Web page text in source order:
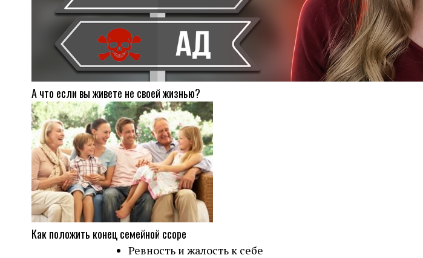
А что если вы живете не своей жизнью?
Как положить конец семейной ссоре
Ревность и жалость к себе